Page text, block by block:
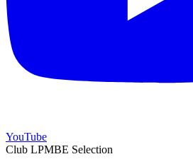
YouTube
Club LPMBE Selection